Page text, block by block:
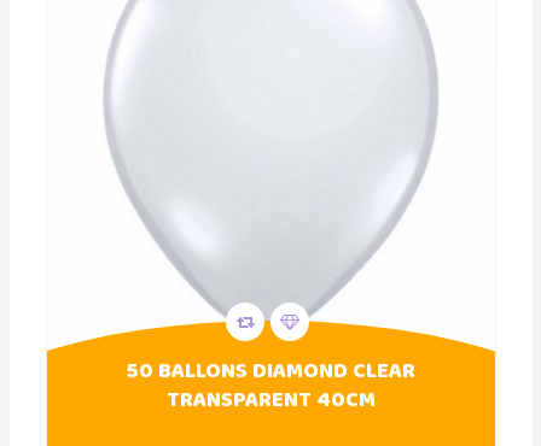
50 BALLONS DIAMOND CLEAR
TRANSPARENT 40CM